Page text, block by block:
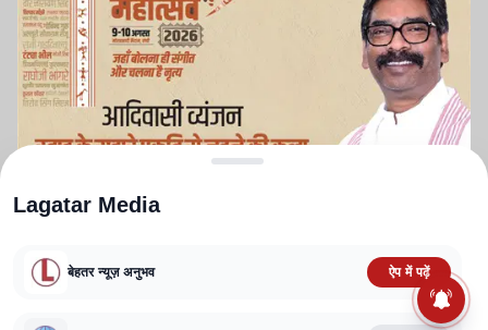
TERMS AND CONDITIONS
Lagatar Media
बेहतर न्यूज़ अनुभव ऐप में पढ़ें